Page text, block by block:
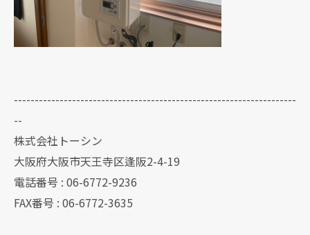
--------------------------------------------------------------------
--
株式会社トーシン
大阪府大阪市天王寺区逢阪2-4-19
電話番号 : 06-6772-9236
FAX番号 : 06-6772-3635